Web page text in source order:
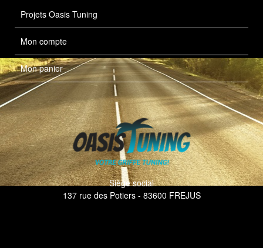
Projets Oasis Tuning
Mon compte
Mon panier
Siège social
137 rue des Potiers - 83600 FREJUS